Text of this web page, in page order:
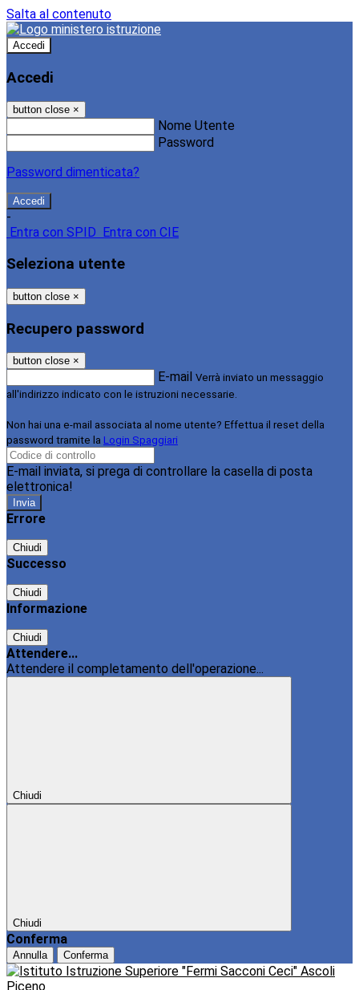
Salta al contenuto
Accedi
Accedi
button close ×
Nome Utente
Password
Password dimenticata?
-
Entra con SPID
Entra con CIE
Seleziona utente
button close ×
Recupero password
button close ×
E-mail Verrà inviato un messaggio
all'indirizzo indicato con le istruzioni necessarie.
Non hai una e-mail associata al nome utente? Effettua il reset della
password tramite la Login Spaggiari
E-mail inviata, si prega di controllare la casella di posta
elettronica!
Errore
Chiudi
Successo
Chiudi
Informazione
Chiudi
Attendere...
Attendere il completamento dell'operazione...
Chiudi
Chiudi
Conferma
Annulla Conferma